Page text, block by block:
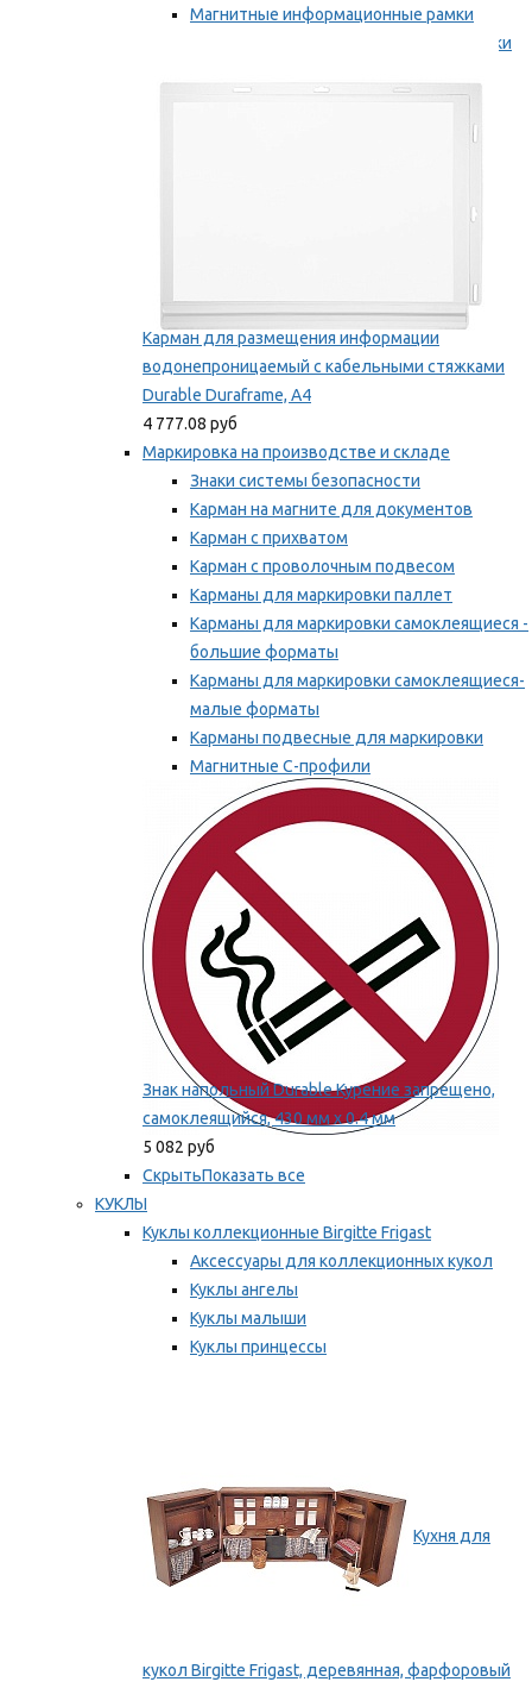
Магнитные информационные рамки
Самоклеящиеся информационные рамки
Карман для размещения информации
водонепроницаемый с кабельными стяжками
Durable Duraframe, А4
4 777.08 руб
Маркировка на производстве и складе
Знаки системы безопасности
Карман на магните для документов
Карман с прихватом
Карман с проволочным подвесом
Карманы для маркировки паллет
Карманы для маркировки самоклеящиеся -
большие форматы
Карманы для маркировки самоклеящиеся-
малые форматы
Карманы подвесные для маркировки
Магнитные С-профили
Напольная маркировка
Мы рекомендуем
Знак напольный Durable Курение запрещено,
самоклеящийся, 430 мм х 0.4 мм
5 082 руб
СкрытьПоказать все
КУКЛЫ
Куклы коллекционные Birgitte Frigast
Аксессуары для коллекционных кукол
Куклы ангелы
Куклы малыши
Куклы принцессы
Кухня для
кукол Birgitte Frigast, деревянная, фарфоровый